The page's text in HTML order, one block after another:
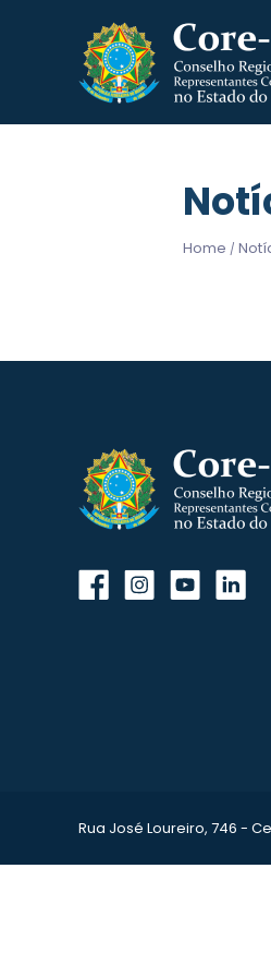
Home /
Rua José Loureiro, 746 -